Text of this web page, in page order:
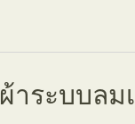
าระบบลม